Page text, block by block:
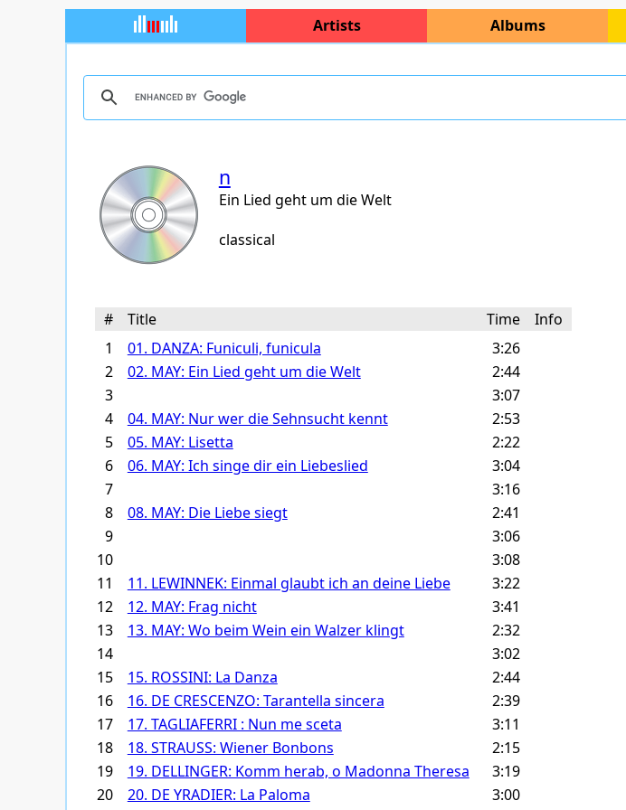
Artists Albums
n
Ein Lied geht um die Welt
classical
# Title Time
Info
1
01. DANZA: Funiculi, funicula
3:26
2
02. MAY: Ein Lied geht um die Welt
2:44
3
3:07
4
04. MAY: Nur wer die Sehnsucht kennt
2:53
5
05. MAY: Lisetta
2:22
6
06. MAY: Ich singe dir ein Liebeslied
3:04
7
3:16
8
08. MAY: Die Liebe siegt
2:41
9
3:06
10
3:08
11
11. LEWINNEK: Einmal glaubt ich an deine Liebe
3:22
12
12. MAY: Frag nicht
3:41
13
13. MAY: Wo beim Wein ein Walzer klingt
2:32
14
3:02
15
15. ROSSINI: La Danza
2:44
16
16. DE CRESCENZO: Tarantella sincera
2:39
17
17. TAGLIAFERRI : Nun me sceta
3:11
18
18. STRAUSS: Wiener Bonbons
2:15
19
19. DELLINGER: Komm herab, o Madonna Theresa
3:19
20
20. DE YRADIER: La Paloma
3:00